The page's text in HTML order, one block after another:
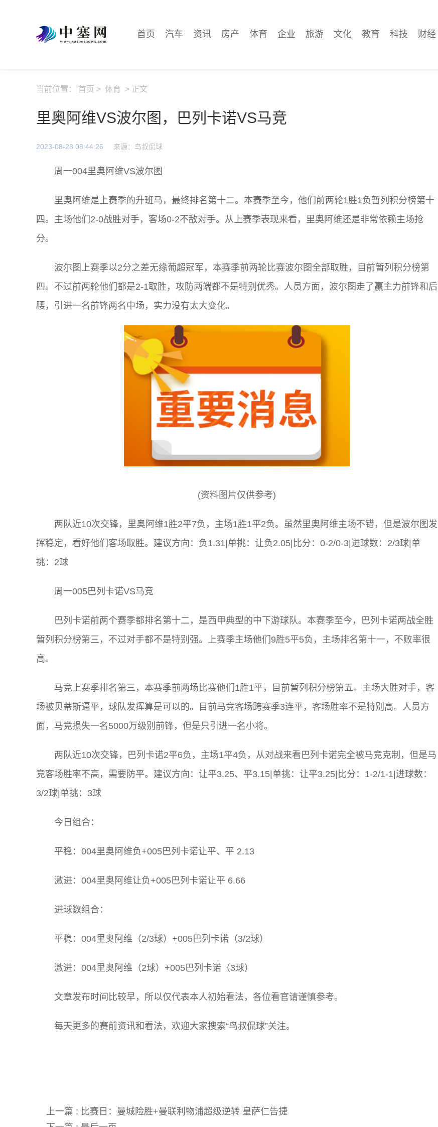
首页 汽车 资讯 房产 体育 企业 旅游 文化 教育 科技 财经
当前位置： 首页 > 体育 > 正文
里奥阿维VS波尔图，巴列卡诺VS马竞
2023-08-28 08:44:26 来源：鸟叔侃球
周一004里奥阿维VS波尔图
里奥阿维是上赛季的升班马，最终排名第十二。本赛季至今，他们前两轮1胜1负暂列积分榜第十
四。主场他们2-0战胜对手，客场0-2不敌对手。从上赛季表现来看，里奥阿维还是非常依赖主场抢
分。
波尔图上赛季以2分之差无缘葡超冠军，本赛季前两轮比赛波尔图全部取胜，目前暂列积分榜第
四。不过前两轮他们都是2-1取胜，攻防两端都不是特别优秀。人员方面，波尔图走了赢主力前锋和后
腰，引进一名前锋两名中场，实力没有太大变化。
(资料图片仅供参考)
两队近10次交锋，里奥阿维1胜2平7负，主场1胜1平2负。虽然里奥阿维主场不错，但是波尔图发
挥稳定，看好他们客场取胜。建议方向：负1.31|单挑：让负2.05|比分：0-2/0-3|进球数：2/3球|单
挑：2球
周一005巴列卡诺VS马竞
巴列卡诺前两个赛季都排名第十二，是西甲典型的中下游球队。本赛季至今，巴列卡诺两战全胜
暂列积分榜第三，不过对手都不是特别强。上赛季主场他们9胜5平5负，主场排名第十一，不败率很
高。
马竞上赛季排名第三，本赛季前两场比赛他们1胜1平，目前暂列积分榜第五。主场大胜对手，客
场被贝蒂斯逼平，球队发挥算是可以的。目前马竞客场跨赛季3连平，客场胜率不是特别高。人员方
面，马竞损失一名5000万级别前锋，但是只引进一名小将。
两队近10次交锋，巴列卡诺2平6负，主场1平4负，从对战来看巴列卡诺完全被马竞克制，但是马
竞客场胜率不高，需要防平。建议方向：让平3.25、平3.15|单挑：让平3.25|比分：1-2/1-1|进球数：
3/2球|单挑：3球
今日组合：
平稳：004里奥阿维负+005巴列卡诺让平、平 2.13
激进：004里奥阿维让负+005巴列卡诺让平 6.66
进球数组合：
平稳：004里奥阿维（2/3球）+005巴列卡诺（3/2球）
激进：004里奥阿维（2球）+005巴列卡诺（3球）
文章发布时间比较早，所以仅代表本人初始看法，各位看官请谨慎参考。
每天更多的赛前资讯和看法，欢迎大家搜索“鸟叔侃球”关注。
上一篇 : 比赛日：曼城险胜+曼联利物浦超级逆转 皇萨仁告捷